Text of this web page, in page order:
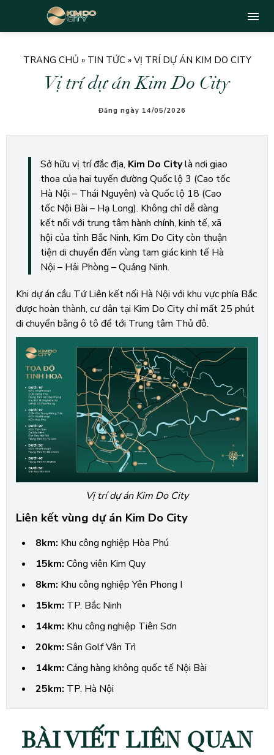
TRANG CHỦ » TIN TỨC» VỊ TRÍ DỰ ÁN KIM DO CITY
Vị trí dự án Kim Do City
Đăng ngày 14/05/2026
Sở hữu vị trí đắc địa, Kim Do Citylà nơi giao
thoa của hai tuyến đường Quốc lộ 3 (Cao tốc
Hà Nội – Thái Nguyên) và Quốc lộ 18 (Cao
tốc Nội Bài – Hạ Long). Không chỉ dễ dàng
kết nối với trung tâm hành chính, kinh tế, xã
hội của tỉnh Bắc Ninh, Kim Do City còn thuận
tiện di chuyển đến vùng tam giác kinh tế Hà
Nội – Hải Phòng – Quảng Ninh.
Khi dự án cầu Tứ Liên kết nối Hà Nội với khu vực phía Bắc
được hoàn thành, cư dân tại Kim Do City chỉ mất 25 phút
di chuyển bằng ô tô để tới Trung tâm Thủ đô.
Vị trí dự án Kim Do City
Liên kết vùng dự án Kim Do City
8km: Khu công nghiệp Hòa Phú
15km: Công viên Kim Quy
8km: Khu công nghiệp Yên Phong I
15km: TP. Bắc Ninh
14km: Khu công nghiệp Tiên Sơn
20km: Sân Golf Vân Trì
14km: Cảng hàng không quốc tế Nội Bài
25km: TP. Hà Nội
BÀI VIẾT LIÊN QUAN